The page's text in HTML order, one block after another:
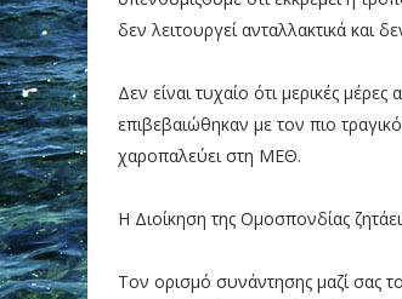
δεν λειτουργεί ανταλλακτικά και
Δεν είναι τυχαίο ότι μερικές
επιβεβαιώθηκαν με τον πιο
χαροπαλεύει στη ΜΕΘ.
Η Διοίκηση της Ομοσπονδίας
Τον ορισμό συνάντησης μαζί σας